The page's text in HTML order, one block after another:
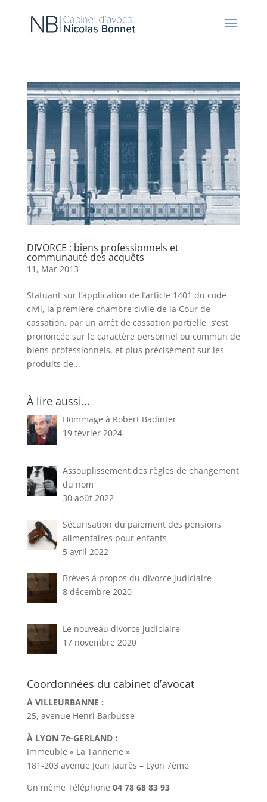
DIVORCE : biens professionnels et
communauté des acquêts
11, Mar 2013
Statuant sur l’application de l’article 1401 du code
civil, la première chambre civile de la Cour de
cassation, par un arrêt de cassation partielle, s’est
prononcée sur le caractère personnel ou commun de
biens professionnels, et plus précisément sur les
produits de...
À lire aussi…
Hommage à Robert Badinter
19 février 2024
Assouplissement des règles de changement
du nom
30 août 2022
Sécurisation du paiement des pensions
alimentaires pour enfants
5 avril 2022
Brèves à propos du divorce judiciaire
8 décembre 2020
Le nouveau divorce judiciaire
17 novembre 2020
Coordonnées du cabinet d’avocat
À VILLEURBANNE :
25, avenue Henri Barbusse
À LYON 7e-GERLAND :
Immeuble « La Tannerie »
181-203 avenue Jean Jaurès – Lyon 7ème
Un même Téléphone 04 78 68 83 93